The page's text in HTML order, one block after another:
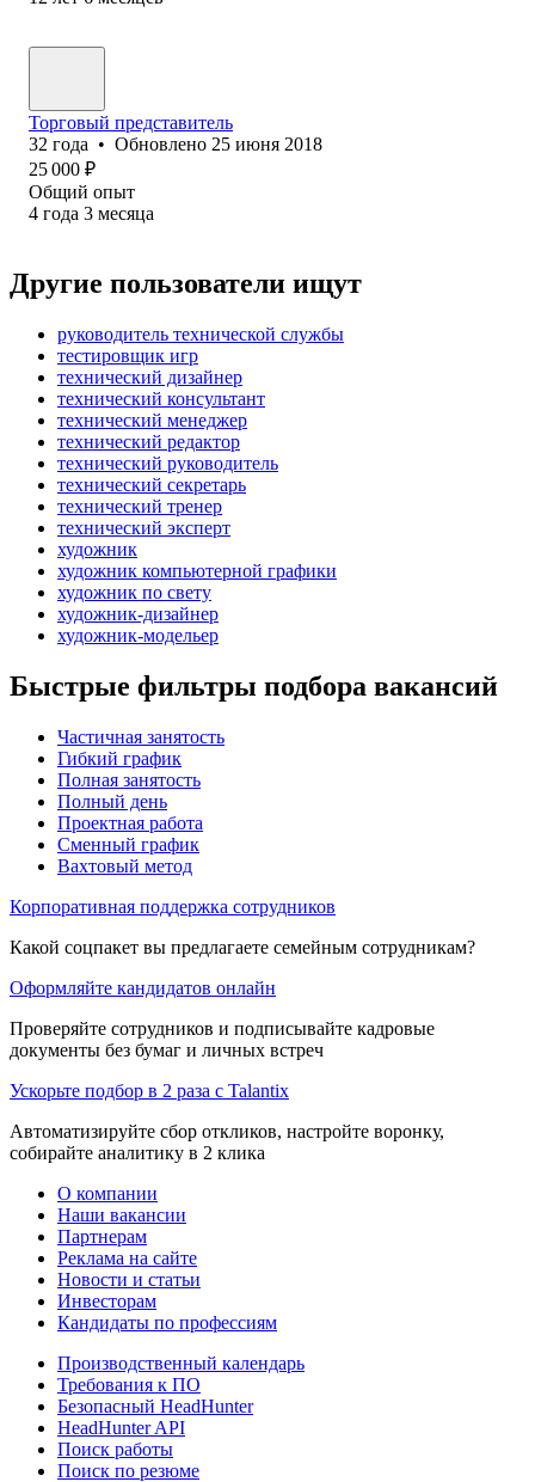
Торговый представитель
32 года • Обновлено 25 июня 2018
25 000 ₽
Общий опыт
4 года 3 месяца
Другие пользователи ищут
руководитель технической службы
тестировщик игр
технический дизайнер
технический консультант
технический менеджер
технический редактор
технический руководитель
технический секретарь
технический тренер
технический эксперт
художник
художник компьютерной графики
художник по свету
художник-дизайнер
художник-модельер
Быстрые фильтры подбора вакансий
Частичная занятость
Гибкий график
Полная занятость
Полный день
Проектная работа
Сменный график
Вахтовый метод
Корпоративная поддержка сотрудников
Какой соцпакет вы предлагаете семейным сотрудникам?
Оформляйте кандидатов онлайн
Проверяйте сотрудников и подписывайте кадровые
документы без бумаг и личных встреч
Ускорьте подбор в 2 раза с Talantix
Автоматизируйте сбор откликов, настройте воронку,
собирайте аналитику в 2 клика
О компании
Наши вакансии
Партнерам
Реклама на сайте
Новости и статьи
Инвесторам
Кандидаты по профессиям
Производственный календарь
Требования к ПО
Безопасный HeadHunter
HeadHunter API
Поиск работы
Поиск по резюме